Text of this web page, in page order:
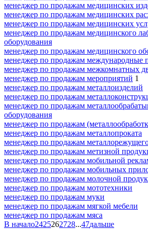
менеджер по продажам медицинских
менеджер по продажам медицинских
менеджер по продажам медицинских
менеджер по продажам медицинского
оборудования
менеджер по продажам медицинского
менеджер по продажам международные
менеджер по продажам межкомнатных
менеджер по продажам мероприятий 1
менеджер по продажам металлоизделий
менеджер по продажам
менеджер по продажам
оборудования
менеджер по продажам
менеджер по продажам металлопроката
менеджер по продажам
менеджер по продажам метизной
менеджер по продажам мобильной
менеджер по продажам мобильных
менеджер по продажам молочной
менеджер по продажам мототехники
менеджер по продажам муки
менеджер по продажам мягкой мебели
менеджер по продажам мяса
В начало2425262728...47дальше